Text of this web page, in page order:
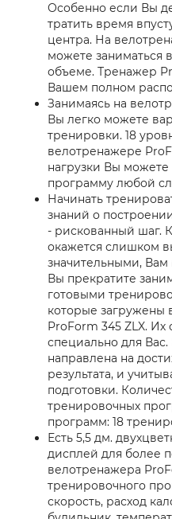
Особенно если Вы
тратить время
центра. На
можете заниматься
объеме. Тренажер
Вашем полном
Занимаясь на
Вы легко можете
тренировки. 18
велотренажере
нагрузки Вы
программу любой
Начинать
знаний о
- рискованный шаг.
окажется слишком
значительными, Вам
Вы прекратите
готовыми
которые загружены
ProForm 345 ZLX.
специально для
направлена на
результата, и
подготовки.
тренировочных
программ: 18
Есть 5,5 дм.
дисплей для более
велотренажера
тренировочного
скорость, расход